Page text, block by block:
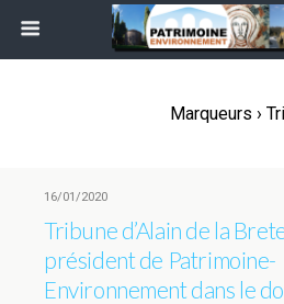
Marqueurs ›
16/01/2020
Tribune d’Alain de la
président de Patrimoine-
Environnement dans le